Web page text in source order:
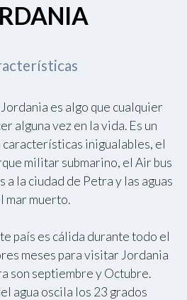
es algo que cualquier
alguna vez en la vida. Es un
características inigualables, el
militar submarino, el Air bus
a la ciudad de Petra y las aguas
mar muerto.
país es cálida durante todo el
meses para visitar Jordania
son septiembre y Octubre.
agua oscila los 23 grados